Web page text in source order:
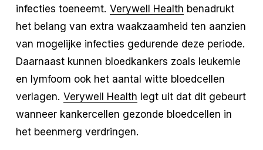
infecties toeneemt. Verywell Health benadrukt
het belang van extra waakzaamheid ten aanzien
van mogelijke infecties gedurende deze periode.
Daarnaast kunnen bloedkankers zoals leukemie
en lymfoom ook het aantal witte bloedcellen
verlagen. Verywell Health legt uit dat dit gebeurt
wanneer kankercellen gezonde bloedcellen in
het beenmerg verdringen.